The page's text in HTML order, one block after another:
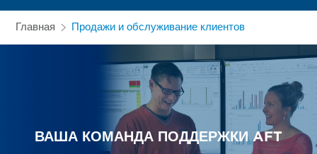
Главная Продажи и обслуживание клиентов
ВАША КОМАНДА ПОДДЕРЖКИ AFT